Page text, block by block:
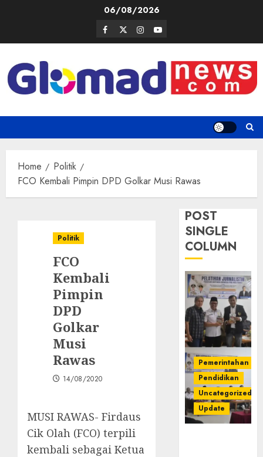
06/08/2026
Facebook
TwitterInstagram
Youtube
Home
Politik
FCO Kembali Pimpin DPD Golkar Musi Rawas
Politik
FCO
Kembali
Pimpin
DPD
Golkar
Musi
Rawas
14/08/2020
MUSI RAWAS- Firdaus
Cik Olah (FCO) terpili
kembali sebagai Ketua
POST
SINGLE
COLUMN
Pemerintahan
Pendidikan
Uncategorized
Update